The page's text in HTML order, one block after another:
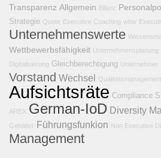
Transparenz Allgemein Bilanz
Strategie Quote Executive Coaching wbw
Unternehmenswerte
Wettbewerbsfähigkeit Unternehmensplanung
Digitalisierung Gleichberechtigung Unternehmer
Vorstand Wechsel Qualitätsmanagement
Aufsichtsräte Compliance
AREX German-IoD Diversity
Gehälter Führungsfunkion Non Executive
Management